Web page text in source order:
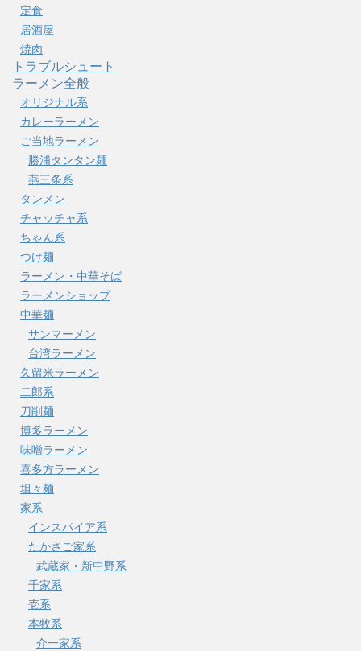
定食
居酒屋
焼肉
トラブルシュート
ラーメン全般
オリジナル系
カレーラーメン
ご当地ラーメン
勝浦タンタン麺
燕三条系
タンメン
チャッチャ系
ちゃん系
つけ麺
ラーメン・中華そば
ラーメンショップ
中華麺
サンマーメン
台湾ラーメン
久留米ラーメン
二郎系
刀削麺
博多ラーメン
味噌ラーメン
喜多方ラーメン
坦々麺
家系
インスパイア系
たかさご家系
武蔵家・新中野系
千家系
壱系
本牧系
介一家系